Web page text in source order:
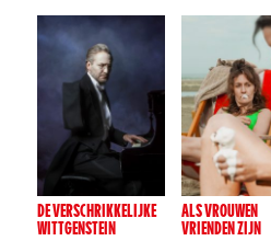
DE VERSCHRIKKELIJKE
WITTGENSTEIN
ALS VROUWEN
VRIENDEN ZIJN